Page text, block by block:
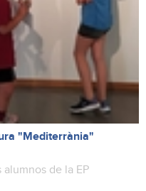
"Mediterrània"
de la EP